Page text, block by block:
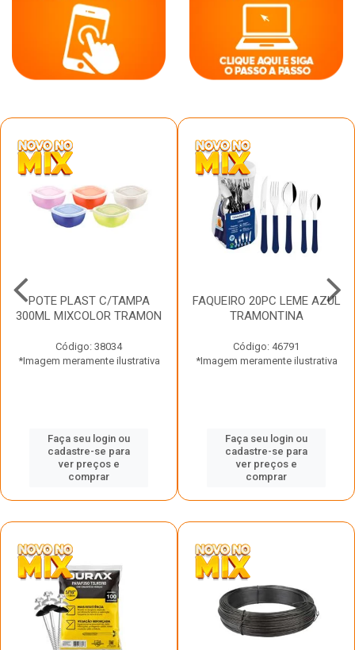
POTE PLAST C/TAMPA
300ML MIXCOLOR TRAMON
Código: 38034
*Imagem meramente ilustrativa
Faça seu login ou
cadastre-se para
ver preços e
comprar
FAQUEIRO 20PC LEME AZUL
TRAMONTINA
Código: 46791
*Imagem meramente ilustrativa
Faça seu login ou
cadastre-se para
ver preços e
comprar